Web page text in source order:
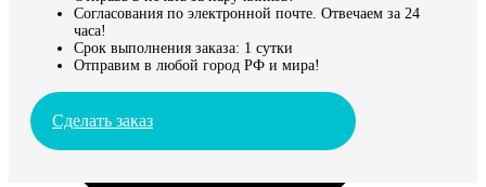
Согласования по электронной почте. Отвечаем за 24
часа!
Срок выполнения заказа: 1 сутки
Отправим в любой город РФ и мира!
Сделать заказ